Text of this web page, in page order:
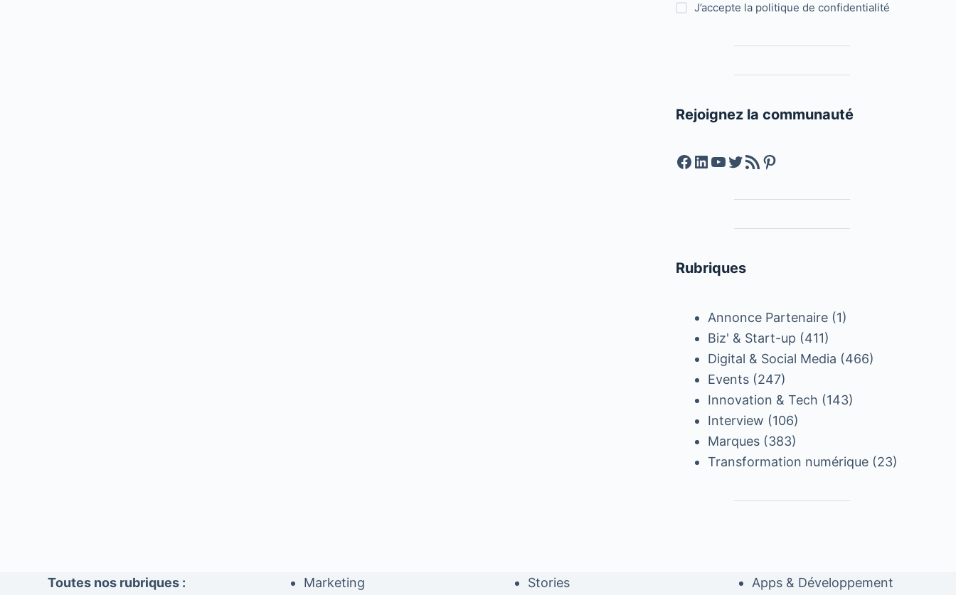
J’accepte la politique de confidentialité
Rejoignez la communauté
Facebook
LinkedIn
YouTube
Twitter
Feed RSSPinterest
Rubriques
Annonce Partenaire (1)
Biz' & Start-up (411)
Digital & Social Media (466)
Events (247)
Innovation & Tech (143)
Interview (106)
Marques (383)
Transformation numérique (23)
Toutes nos rubriques : Marketing Stories Apps & Développement